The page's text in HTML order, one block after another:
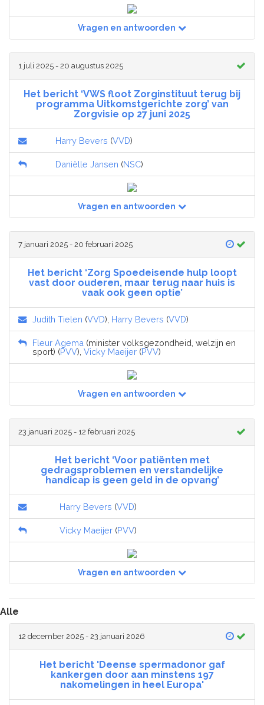
Vragen en antwoorden
1 juli 2025 - 20 augustus 2025
Het bericht ‘VWS floot Zorginstituut terug bij
programma Uitkomstgerichte zorg’ van
Zorgvisie op 27 juni 2025
Harry Bevers (VVD)
Daniëlle Jansen (NSC)
Vragen en antwoorden
7 januari 2025 - 20 februari 2025
Het bericht ‘Zorg Spoedeisende hulp loopt
vast door ouderen, maar terug naar huis is
vaak ook geen optie’
Judith Tielen (VVD), Harry Bevers (VVD)
Fleur Agema (minister volksgezondheid, welzijn en
sport) (PVV), Vicky Maeijer (PVV)
Vragen en antwoorden
23 januari 2025 - 12 februari 2025
Het bericht ‘Voor patiënten met
gedragsproblemen en verstandelijke
handicap is geen geld in de opvang’
Harry Bevers (VVD)
Vicky Maeijer (PVV)
Vragen en antwoorden
Alle
12 december 2025 - 23 januari 2026
Het bericht 'Deense spermadonor gaf
kankergen door aan minstens 197
nakomelingen in heel Europa'